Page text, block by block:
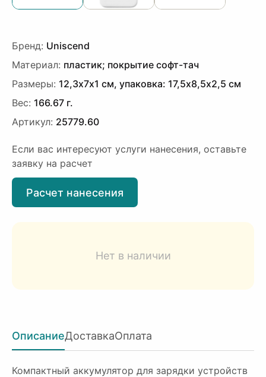
Бренд: Uniscend
Материал: пластик; покрытие софт-тач
Размеры: 12,3х7х1 см, упаковка: 17,5х8,5х2,5 см
Вес: 166.67 г.
Артикул: 25779.60
Если вас интересуют услуги нанесения, оставьте
заявку на расчет
Расчет нанесения
Нет в наличии
ОписаниеДоставкаОплата
Компактный аккумулятор для зарядки устройств